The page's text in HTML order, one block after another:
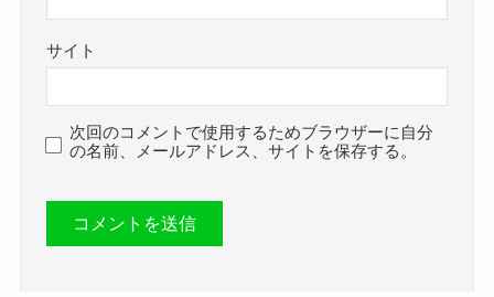
サイト
次回のコメントで使用するためブラウザーに自分
の名前、メールアドレス、サイトを保存する。